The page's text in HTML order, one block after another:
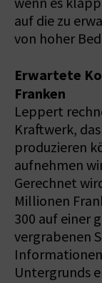
auf die zu
von hoher
Erwartete
Franken
Leppert
Kraftwerk,
produzieren
aufnehmen
Gerechnet
Millionen
300 auf einer
vergrabenen
Untergrunds